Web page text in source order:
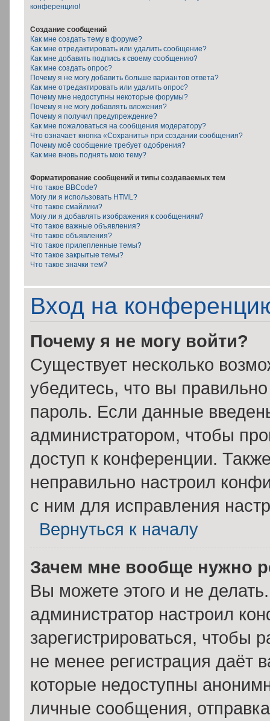
конференцию!
Создание сообщений
Как мне создать тему в форуме?
Как мне отредактировать или удалить сообщение?
Как мне добавить подпись к своему сообщению?
Как мне создать опрос?
Почему я не могу добавить больше вариантов ответа?
Как мне отредактировать или удалить опрос?
Почему мне недоступны некоторые форумы?
Почему я не могу добавлять вложения?
Почему я получил предупреждение?
Как мне пожаловаться на сообщения модератору?
Что означает кнопка «Сохранить» при создании сообщения?
Почему моё сообщение требует одобрения?
Как мне вновь поднять мою тему?
Форматирование сообщений и типы создаваемых тем
Что такое BBCode?
Могу ли я использовать HTML?
Что такое смайлики?
Могу ли я добавлять изображения к сообщениям?
Что такое важные объявления?
Что такое объявления?
Что такое прилепленные темы?
Что такое закрытые темы?
Что такое значки тем?
Вход на
Почему я не могу войти?
Существует несколько
убедитесь, что вы
пароль. Если данные
администратором, чтобы
доступ к конференции.
неправильно настроил
с ним для исправления
Вернуться к началу
Зачем мне вообще нужно
Вы можете этого и не
администратор настроил
зарегистрироваться, чтобы
не менее регистрация даёт
которые недоступны
личные сообщения,